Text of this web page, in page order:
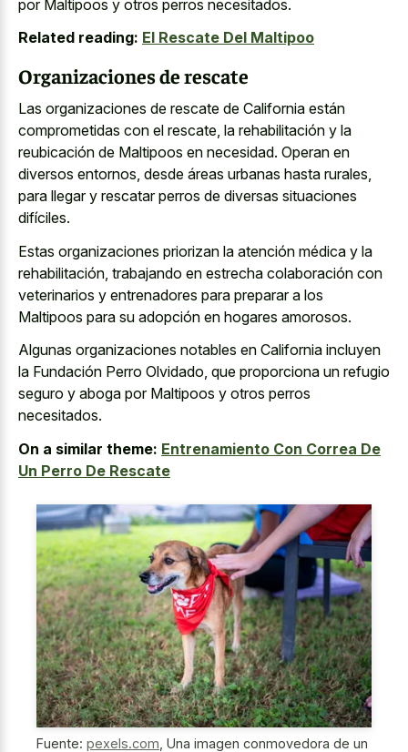
por Maltipoos y otros perros necesitados.
Related reading: El Rescate Del Maltipoo
Organizaciones de rescate
Las organizaciones de rescate de California están
comprometidas con el rescate, la rehabilitación y la
reubicación de Maltipoos en necesidad. Operan en
diversos entornos, desde áreas urbanas hasta rurales,
para llegar y rescatar perros de diversas situaciones
difíciles.
Estas organizaciones priorizan la atención médica y la
rehabilitación, trabajando en estrecha colaboración con
veterinarios y entrenadores para preparar a los
Maltipoos para su adopción en hogares amorosos.
Algunas organizaciones notables en California incluyen
la Fundación Perro Olvidado, que proporciona un refugio
seguro y aboga por Maltipoos y otros perros
necesitados.
On a similar theme: Entrenamiento Con Correa De
Un Perro De Rescate
Fuente: pexels.com Una imagen conmovedora de un